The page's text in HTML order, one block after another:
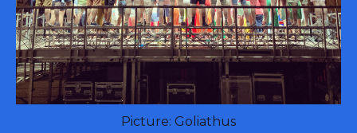
Picture: Goliathus